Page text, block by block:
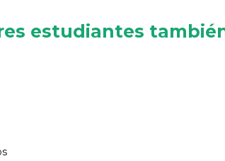
estudiantes